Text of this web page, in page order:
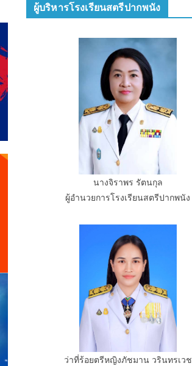
ผู้บริหารโรงเรียนสตรีปากพนัง
นางจิราพร รัตนกุล
ผู้อำนวยการโรงเรียนสตรีปากพนัง
ว่าที่ร้อยตรีหญิงภัชมาน วรินทรเวช